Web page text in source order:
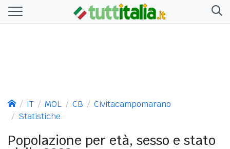
IT MOL CB
Civitacampomarano
Statistiche
Popolazione per età, sesso e stato